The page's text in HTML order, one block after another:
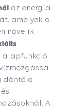
az energia
amelyek a
növelik
alapfunkció
döntő a
A